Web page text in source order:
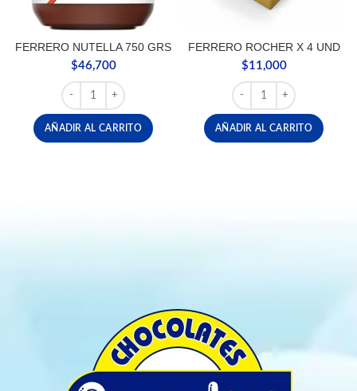
FERRERO NUTELLA 750 GRS
$46,700
FERRERO NUTELLA 750 GRS cantidad
AÑADIR AL CARRITO
FERRERO ROCHER X 4 UND
$11,000
FERRERO ROCHER X
AÑADIR AL CARRITO